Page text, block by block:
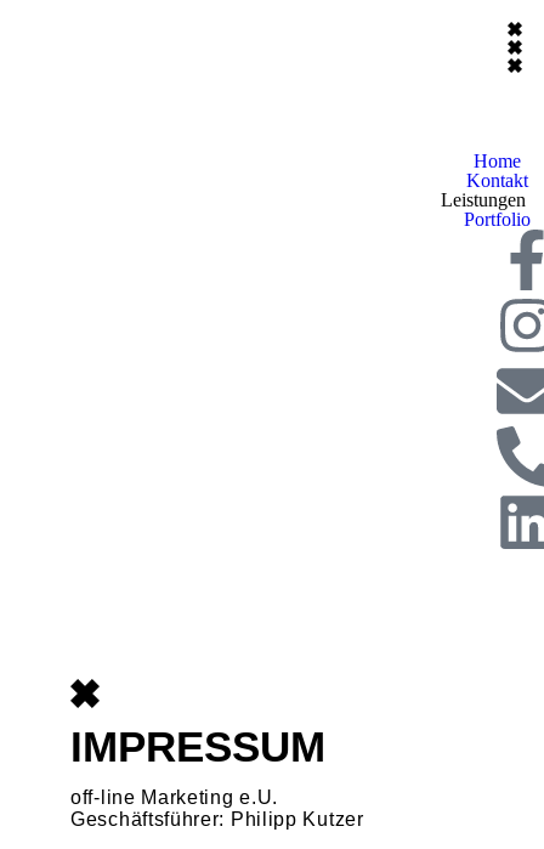
Home
Kontakt
Leistungen
Portfolio
IMPRESSUM
off-line Marketing e.U.
Geschäftsführer: Philipp Kutzer